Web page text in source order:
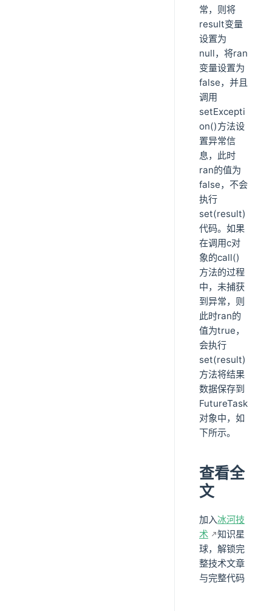
常，则将
result变量
设置为
null，将ran
变量设置为
false，并且
调用
setExcepti
on()方法设
置异常信
息，此时
ran的值为
false，不会
执行
set(result)
代码。如果
在调用c对
象的call()
方法的过程
中，未捕获
到异常，则
此时ran的
值为true，
会执行
set(result)
方法将结果
数据保存到
FutureTask
对象中，如
下所示。
查看全
文
加入冰河技
术
知识星
球，解锁完
整技术文章
与完整代码